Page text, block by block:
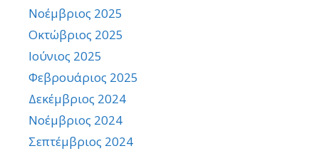
Νοέμβριος 2025
Οκτώβριος 2025
Ιούνιος 2025
Φεβρουάριος 2025
Δεκέμβριος 2024
Νοέμβριος 2024
Σεπτέμβριος 2024